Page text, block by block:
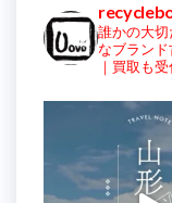
誰かの大切
なブラン
｜買取も